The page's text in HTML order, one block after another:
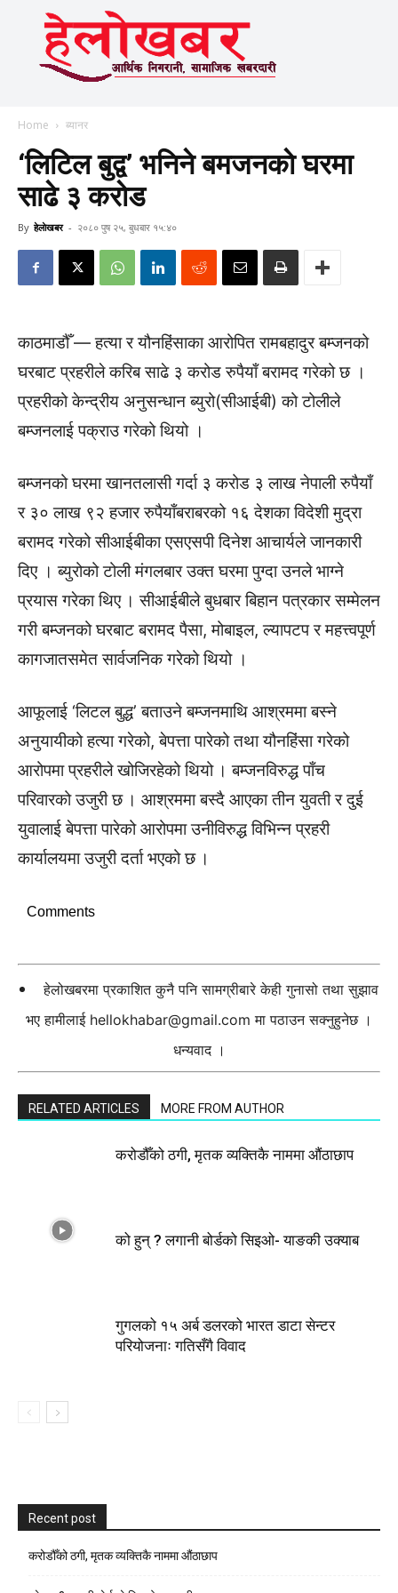
Home ब्यानर
‘लिटिल बुद्व’ भनिने बमजनकाे घरमा
साढे ३ कराेड
By हेलाेखबर - २०८० पुष २५, बुधबार १५:४०
काठमाडौँ — हत्या र यौनहिंसाका आरोपित रामबहादुर बम्जनको
घरबाट प्रहरीले करिब साढे ३ करोड रुपैयाँ बरामद गरेको छ ।
प्रहरीको केन्द्रीय अनुसन्धान ब्युरो(सीआईबी) को टोलीले
बम्जनलाई पक्राउ गरेको थियो ।
बम्जनको घरमा खानतलासी गर्दा ३ करोड ३ लाख नेपाली रुपैयाँ
र ३० लाख ९२ हजार रुपैयाँबराबरको १६ देशका विदेशी मुद्रा
बरामद गरेको सीआईबीका एसएसपी दिनेश आचार्यले जानकारी
दिए । ब्युरोको टोली मंगलबार उक्त घरमा पुग्दा उनले भाग्ने
प्रयास गरेका थिए । सीआईबीले बुधबार बिहान पत्रकार सम्मेलन
गरी बम्जनको घरबाट बरामद पैसा, मोबाइल, ल्यापटप र महत्त्वपूर्ण
कागजातसमेत सार्वजनिक गरेको थियो ।
आफूलाई ‘लिटल बुद्ध’ बताउने बम्जनमाथि आश्रममा बस्ने
अनुयायीको हत्या गरेको, बेपत्ता पारेको तथा यौनहिंसा गरेको
आरोपमा प्रहरीले खोजिरहेको थियो । बम्जनविरुद्ध पाँच
परिवारको उजुरी छ । आश्रममा बस्दै आएका तीन युवती र दुई
युवालाई बेपत्ता पारेको आरोपमा उनीविरुद्ध विभिन्न प्रहरी
कार्यालयमा उजुरी दर्ता भएको छ ।
Comments
हेलोखबरमा प्रकाशित कुनै पनि सामग्रीबारे केही गुनासो तथा सुझाव
भए हामीलाई hellokhabar@gmail.com मा पठाउन सक्नुहुनेछ ।
धन्यवाद ।
RELATED ARTICLES MORE FROM AUTHOR
करोडौँको ठगी, मृतक व्यक्तिकै नाममा औंठाछाप
को हुन् ? लगानी बोर्डको सिइओ- याङकी उक्याब
गुगलको १५ अर्ब डलरको भारत डाटा सेन्टर
परियोजनाः गतिसँगै विवाद
Recent post
करोडौँको ठगी, मृतक व्यक्तिकै नाममा औंठाछाप